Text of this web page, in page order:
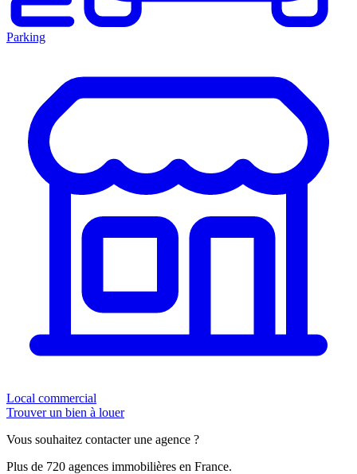
Parking
Local commercial
Trouver un bien à louer
Vous souhaitez contacter une agence ?
Plus de 720 agences immobilières en France.